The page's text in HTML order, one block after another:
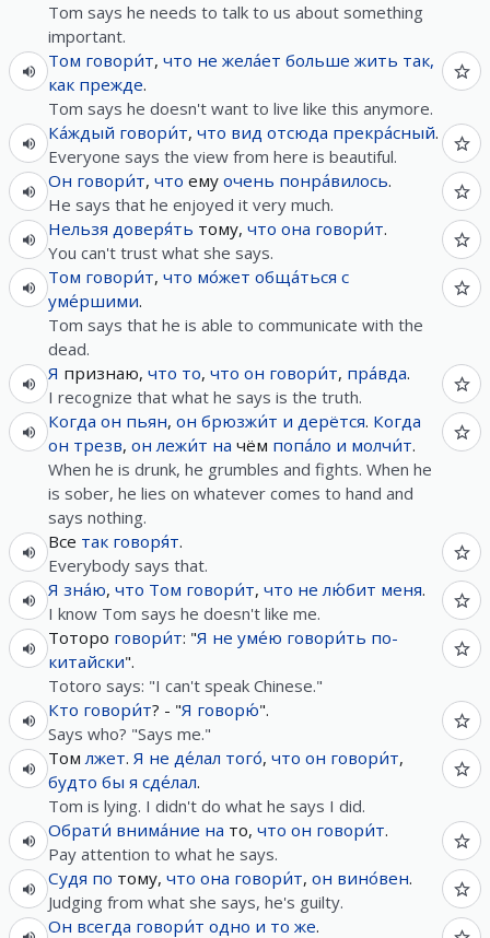
Tom says he needs to talk to us about something
important.
Том говори́т, что не жела́ет больше жить так,
как прежде.
Tom says he doesn't want to live like this anymore.
Ка́ждый говори́т, что вид отсюда прекра́сный.
Everyone says the view from here is beautiful.
Он говори́т, что ему очень понра́вилось.
He says that he enjoyed it very much.
Нельзя доверя́ть тому, что она говори́т.
You can't trust what she says.
Том говори́т, что мо́жет обща́ться с
уме́ршими.
Tom says that he is able to communicate with the
dead.
Я признаю, что то, что он говори́т, пра́вда.
I recognize that what he says is the truth.
Когда он пьян, он брюзжи́т и дерётся. Когда
он трезв, он лежи́т на чём попа́ло и молчи́т.
When he is drunk, he grumbles and fights. When he
is sober, he lies on whatever comes to hand and
says nothing.
Все так говоря́т.
Everybody says that.
Я зна́ю, что Том говори́т, что не лю́бит меня.
I know Tom says he doesn't like me.
Тоторо говори́т: "Я не уме́ю говори́ть по-
китайски".
Totoro says: "I can't speak Chinese."
Кто говори́т? - "Я говорю́".
Says who? "Says me."
Томлжет. Я не де́лал того́, что он говори́т,
будто бы я сде́лал.
Tom is lying. I didn't do what he says I did.
Обрати́ внима́ние на то, что он говори́т.
Pay attention to what he says.
Судя по тому, что она говори́т, он вино́вен.
Judging from what she says, he's guilty.
Он всегда говори́т одно и то же.